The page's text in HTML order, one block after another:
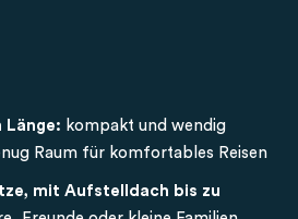
Länge: kompakt und wendig
Raum für komfortables Reisen
mit Aufstelldach bis zu